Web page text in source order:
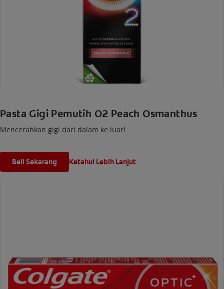
Pasta Gigi Pemutih O2 Peach Osmanthus
Mencerahkan gigi dari dalam ke luar!
Beli Sekarang Ketahui Lebih Lanjut